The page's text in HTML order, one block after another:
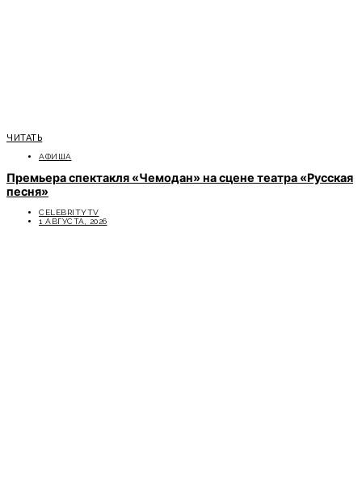
ЧИТАТЬ
АФИША
Премьера спектакля «Чемодан» на сцене театра «Русская
песня»
CELEBRITYTV
1 АВГУСТА, 2026